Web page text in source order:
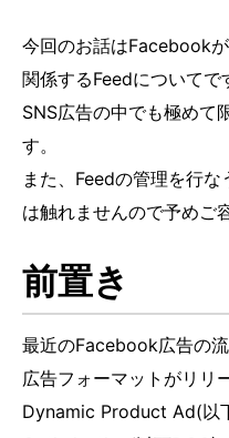
今回のお話はFacebook
関係するFeedについてで
SNS広告の中でも極めて
す。
また、Feedの管理を行
は触れませんので予めご
前置き
最近のFacebook広告の
広告フォーマットがリリ
Dynamic Product Ad(以